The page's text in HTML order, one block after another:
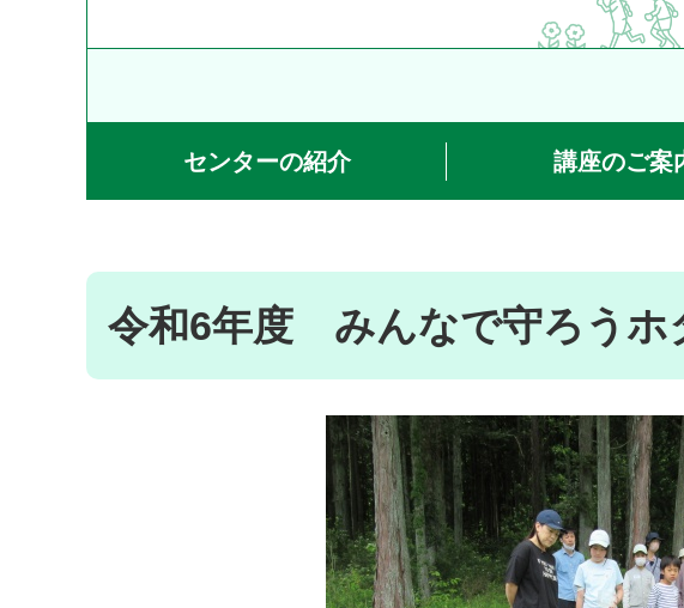
センターの紹介 講座のご案
令和6年度 みんなで守ろうホ